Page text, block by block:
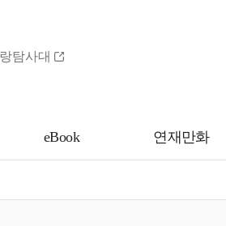
탐사대
eBook 연재만화